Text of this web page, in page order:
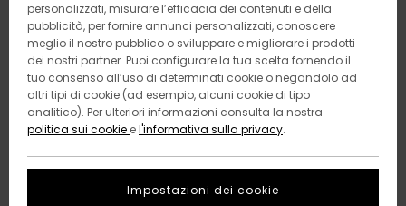
personalizzati, misurare l’efficacia dei contenuti e della
pubblicità, per fornire annunci personalizzati, conoscere
meglio il nostro pubblico o sviluppare e migliorare i prodotti
dei nostri partner. Puoi configurare la tua scelta fornendo il
tuo consenso all’uso di determinati cookie o negandolo ad
altri tipi di cookie (ad esempio, alcuni cookie di tipo
analitico). Per ulteriori informazioni consulta la nostra
politica sui cookie el'informativa sulla privacy.
Impostazioni dei cookie